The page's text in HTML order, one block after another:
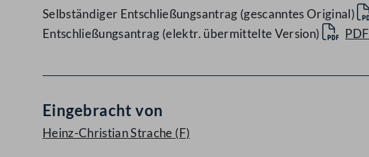
Selbständiger Entschließungsantrag (gescanntes Original)
Entschließungsantrag (elektr. übermittelte Version)
PDF
Eingebracht von
Heinz-Christian Strache (F)